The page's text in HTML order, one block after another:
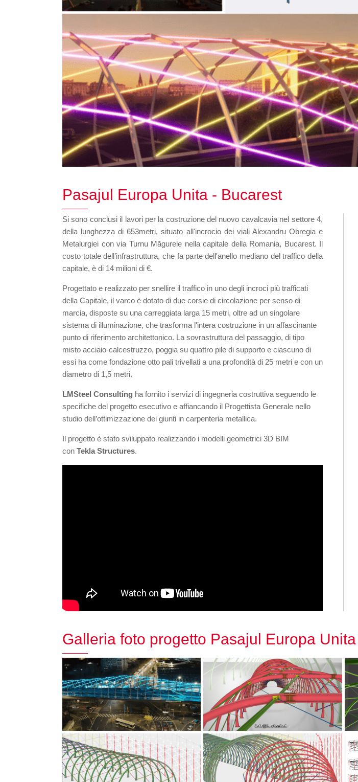
Pasajul Europa Unita - Bucarest
Si sono conclusi il lavori per la costruzione del nuovo cavalcavia nel settore 4,
della lunghezza di 653metri, situato all'incrocio dei viali Alexandru Obregia e
Metalurgiei con via Turnu Măgurele nella capitale della Romania, Bucarest. Il
costo totale dell’infrastruttura, che fa parte dell'anello mediano del traffico della
capitale, è di 14 milioni di €.
Progettato e realizzato per snellire il traffico in uno degli incroci più trafficati
della Capitale, il varco è dotato di due corsie di circolazione per senso di
marcia, disposte su una carreggiata larga 15 metri, oltre ad un singolare
sistema di illuminazione, che trasforma l'intera costruzione in un affascinante
punto di riferimento architettonico. La sovrastruttura del passaggio, di tipo
misto acciaio-calcestruzzo, poggia su quattro pile di supporto e ciascuno di
essi ha come fondazione otto pali trivellati a una profondità di 25 metri e con un
diametro di 1,5 metri.
LMSteel Consulting ha fornito i servizi di ingegneria costruttiva seguendo le
specifiche del progetto esecutivo e affiancando il Progettista Generale nello
studio dell’ottimizzazione dei giunti in carpenteria metallica.
Il progetto è stato sviluppato realizzando i modelli geometrici 3D BIM
con Tekla Structures.
Galleria foto progetto Pasajul Europa Unita